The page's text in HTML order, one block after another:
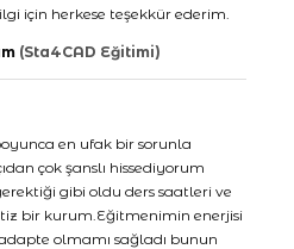
için herkese teşekkür ederim.
(Sta4CAD Eğitimi)
en ufak bir sorunla
çok şanslı hissediyorum
gibi oldu ders saatleri ve
bir kurum.Eğitmenimin enerjisi
olmamı sağladı bunun